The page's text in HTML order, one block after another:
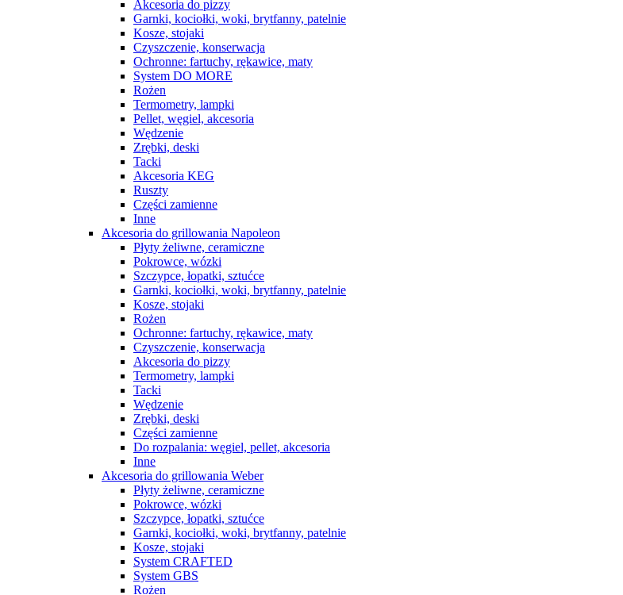
Akcesoria do pizzy
Garnki, kociołki, woki, brytfanny, patelnie
Kosze, stojaki
Czyszczenie, konserwacja
Ochronne: fartuchy, rękawice, maty
System DO MORE
Rożen
Termometry, lampki
Pellet, węgiel, akcesoria
Wędzenie
Zrębki, deski
Tacki
Akcesoria KEG
Ruszty
Części zamienne
Inne
Akcesoria do grillowania Napoleon
Płyty żeliwne, ceramiczne
Pokrowce, wózki
Szczypce, łopatki, sztućce
Garnki, kociołki, woki, brytfanny, patelnie
Kosze, stojaki
Rożen
Ochronne: fartuchy, rękawice, maty
Czyszczenie, konserwacja
Akcesoria do pizzy
Termometry, lampki
Tacki
Wędzenie
Zrębki, deski
Części zamienne
Do rozpalania: węgiel, pellet, akcesoria
Inne
Akcesoria do grillowania Weber
Płyty żeliwne, ceramiczne
Pokrowce, wózki
Szczypce, łopatki, sztućce
Garnki, kociołki, woki, brytfanny, patelnie
Kosze, stojaki
System CRAFTED
System GBS
Rożen